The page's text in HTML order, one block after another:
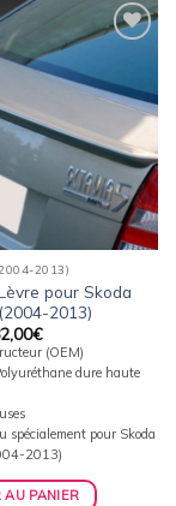
wishlist
2013)
pour Skoda
2013)
:
€Le
prix
actuel
est :
(OEM)
dure haute
spécialement pour Skoda
2013)
AU PANIER